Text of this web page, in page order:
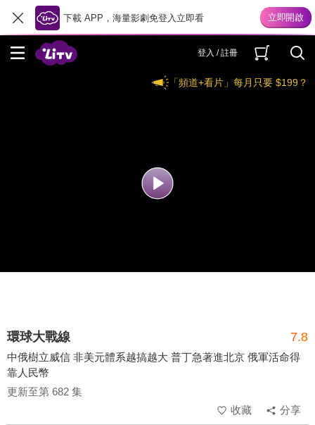
下載 APP，海量影劇免登入立即看
登入 / 註冊
「頻道+看片」每月只要 $199？
環球大戰線 7.8
中俄樹立威信 非美元體系越搞越大 普丁急著進北京 俄軍活命得
靠人民幣
更新至第 682 集
收藏
分享